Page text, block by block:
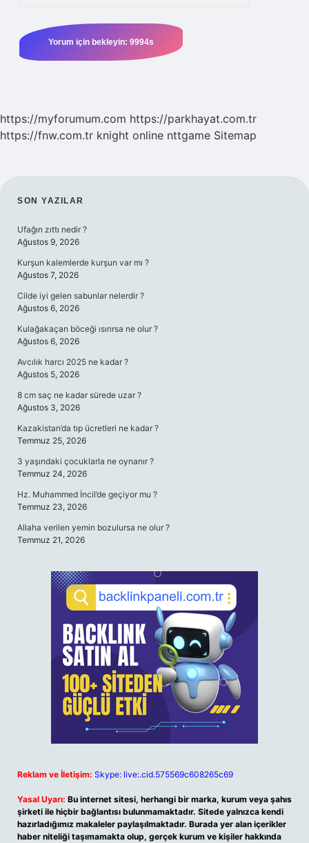
https://myforumum.com https://parkhayat.com.tr
https://fnw.com.tr knight online nttgame Sitemap
SIDEBAR
SON YAZILAR
Ufağın zıttı nedir ?
Ağustos 9, 2026
Kurşun kalemlerde kurşun var mı ?
Ağustos 7, 2026
Cilde iyi gelen sabunlar nelerdir ?
Ağustos 6, 2026
Kulağakaçan böceği ısırırsa ne olur ?
Ağustos 6, 2026
Avcılık harcı 2025 ne kadar ?
Ağustos 5, 2026
8 cm saç ne kadar sürede uzar ?
Ağustos 3, 2026
Kazakistan’da tıp ücretleri ne kadar ?
Temmuz 25, 2026
3 yaşındaki çocuklarla ne oynanır ?
Temmuz 24, 2026
Hz. Muhammed İncil’de geçiyor mu ?
Temmuz 23, 2026
Allaha verilen yemin bozulursa ne olur ?
Temmuz 21, 2026
Reklam ve İletişim: Skype: live:.cid.575569c608265c69
Yasal Uyarı: Bu internet sitesi, herhangi bir marka, kurum veya şahıs
şirketi ile hiçbir bağlantısı bulunmamaktadır. Sitede yalnızca kendi
hazırladığımız makaleler paylaşılmaktadır. Burada yer alan içerikler
haber niteliği taşımamakta olup, gerçek kurum ve kişiler hakkında